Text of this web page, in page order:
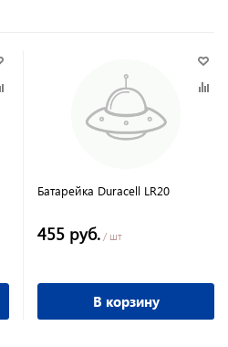
Батарейка Duracell LR20
455 руб. / шт
В корзину